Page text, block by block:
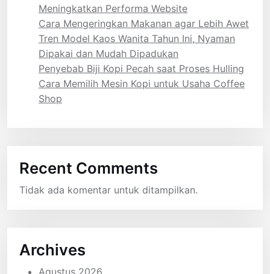
Meningkatkan Performa Website
Cara Mengeringkan Makanan agar Lebih Awet
Tren Model Kaos Wanita Tahun Ini, Nyaman
Dipakai dan Mudah Dipadukan
Penyebab Biji Kopi Pecah saat Proses Hulling
Cara Memilih Mesin Kopi untuk Usaha Coffee
Shop
Recent Comments
Tidak ada komentar untuk ditampilkan.
Archives
Agustus 2026